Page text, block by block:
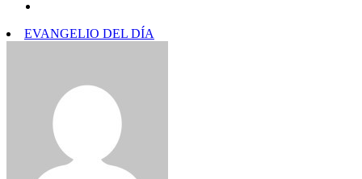
EVANGELIO DEL DÍA